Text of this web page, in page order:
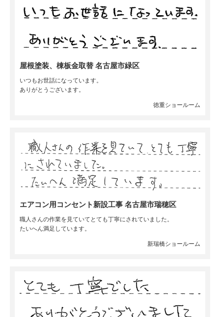
屋根塗装、棟板金取替 名古屋市緑区
いつもお世話になっています。
ありがとうございます。
徳重ショールーム
エアコン用コンセント新設工事 名古屋市瑞穂区
職人さんの作業を見ていてとても丁寧にされていました。
たいへん満足しています。
新瑞橋ショールーム